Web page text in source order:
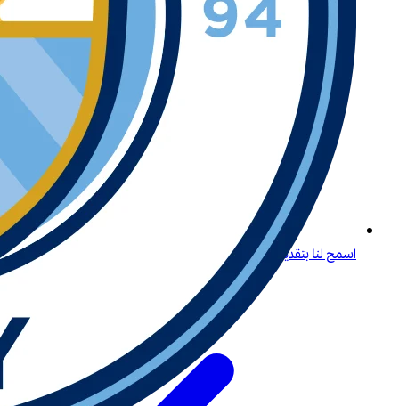
اسمح لنا بتقديم لعبة لايتنينغ روليت